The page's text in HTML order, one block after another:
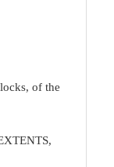
of the